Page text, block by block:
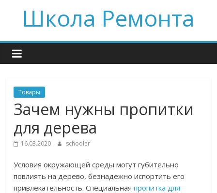
contentШкола Ремонта
Товары
Зачем нужны пропитки
для дерева
16.03.2020 schooler
Условия окружающей среды могут губительно
повлиять на дерево, безнадежно испортить его
привлекательность. Специальнаяпропитка для